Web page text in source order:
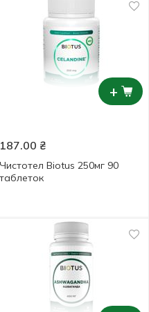
+
187.00 ₴
Чистотел Biotus 250мг 90
таблеток